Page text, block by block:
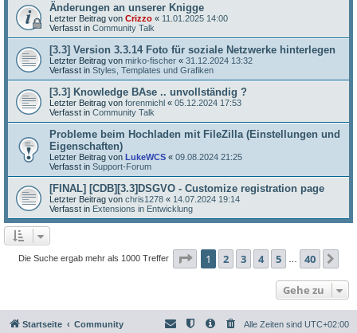
Änderungen an unserer Knigge
Letzter Beitrag von Crizzo « 11.01.2025 14:00
Verfasst in Community Talk
[3.3] Version 3.3.14 Foto für soziale Netzwerke hinterlegen
Letzter Beitrag von mirko-fischer « 31.12.2024 13:32
Verfasst in Styles, Templates und Grafiken
[3.3] Knowledge BAse .. unvollständig ?
Letzter Beitrag von forenmichl « 05.12.2024 17:53
Verfasst in Community Talk
Probleme beim Hochladen mit FileZilla (Einstellungen und
Eigenschaften)
Letzter Beitrag von LukeWCS « 09.08.2024 21:25
Verfasst in Support-Forum
[FINAL] [CDB][3.3]DSGVO - Customize registration page
Letzter Beitrag von chris1278 « 14.07.2024 19:14
Verfasst in Extensions in Entwicklung
Die Suche ergab mehr als 1000 Treffer Seite 1von 40
1 2 3 4 5 40
Gehe zu
Startseite Community Alle Zeiten sind UTC+02:00